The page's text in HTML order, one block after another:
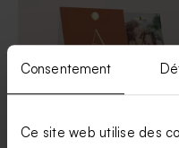
Consentement
Ce site web utilise des